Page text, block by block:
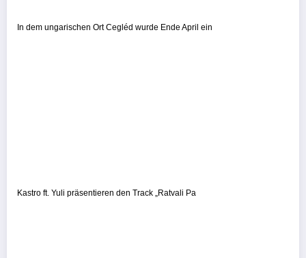
In dem ungarischen Ort Cegléd wurde Ende April ein
Kastro ft. Yuli präsentieren den Track „Ratvali Pa